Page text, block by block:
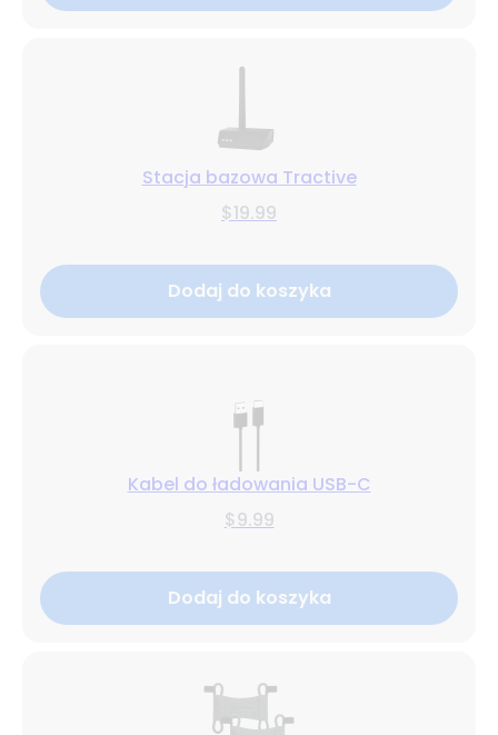
Stacja bazowa Tractive
$19.99
Dodaj do koszyka
Kabel do ładowania USB-C
$9.99
Dodaj do koszyka